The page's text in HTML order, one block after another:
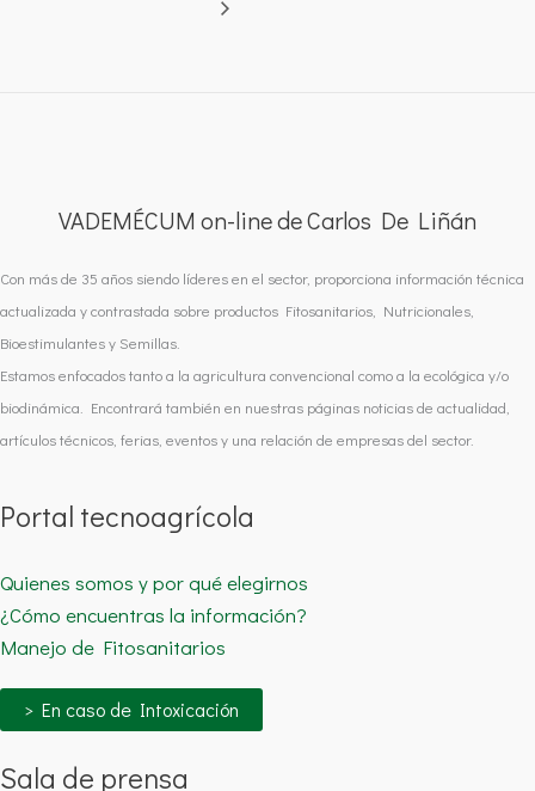
VADEMÉCUM on-line de Carlos De Liñán
Con más de 35 años siendo líderes en el sector, proporciona información técnica
actualizada y contrastada sobre productos Fitosanitarios, Nutricionales,
Bioestimulantes y Semillas.
Estamos enfocados tanto a la agricultura convencional como a la ecológica y/o
biodinámica. Encontrará también en nuestras páginas noticias de actualidad,
artículos técnicos, ferias, eventos y una relación de empresas del sector.
Portal tecnoagrícola
Quienes somos y por qué elegirnos
¿Cómo encuentras la información?
Manejo de Fitosanitarios
> En caso de Intoxicación
Sala de prensa